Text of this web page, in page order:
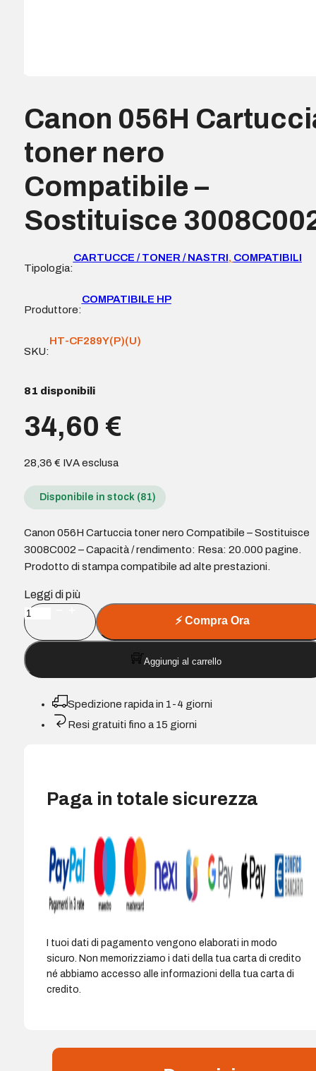
Canon 056H
toner nero
Compatibile –
Sostituisce
Tipologia:
CARTUCCE / TONER / NASTRI, COMPATIBILI
Produttore:
COMPATIBILE HP
SKU:
HT-CF289Y(P)(U)
81 disponibili
34,60 €
28,36 € IVA esclusa
Disponibile in stock (81)
Canon 056H Cartuccia toner nero Compatibile – Sostituisce
3008C002 – Capacità / rendimento: Resa: 20.000 pagine.
Prodotto di stampa compatibile ad alte prestazioni.
Leggi di più
Canon
056H
Cartuccia
toner
nero
Compatibile
Sostituisce
⚡Compra Ora
Aggiungi al carrello
Spedizione rapida in 1-4 giorni
Resi gratuiti fino a 15 giorni
Paga in totale sicurezza
I tuoi dati di pagamento vengono elaborati in modo
sicuro. Non memorizziamo i dati della tua carta di credito
né abbiamo accesso alle informazioni della tua carta di
credito.